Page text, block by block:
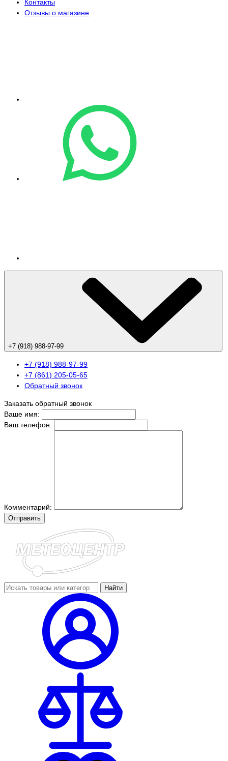
Контакты
Отзывы о магазине
+7 (918) 988-97-99
+7 (918) 988-97-99
+7 (861) 205-05-65
Обратный звонок
Заказать обратный звонок
Ваше имя:
Ваш телефон:
Комментарий:
Отправить
Найти